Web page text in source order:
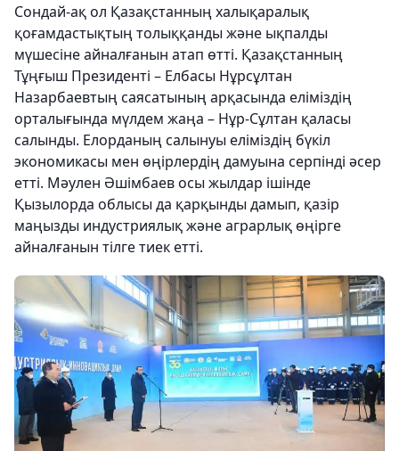
Сондай-ақ ол Қазақстанның халықаралық
қоғамдастықтың толыққанды және ықпалды
мүшесіне айналғанын атап өтті. Қазақстанның
Тұңғыш Президенті – Елбасы Нұрсұлтан
Назарбаевтың саясатының арқасында еліміздің
орталығында мүлдем жаңа – Нұр-Сұлтан қаласы
салынды. Елорданың салынуы еліміздің бүкіл
экономикасы мен өңірлердің дамуына серпінді әсер
етті. Мәулен Әшімбаев осы жылдар ішінде
Қызылорда облысы да қарқынды дамып, қазір
маңызды индустриялық және аграрлық өңірге
айналғанын тілге тиек етті.